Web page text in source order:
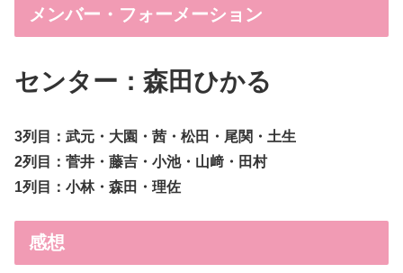
メンバー・フォーメーション
センター：森田ひかる
3列目：武元・大園・茜・松田・尾関・土生
2列目：菅井・藤吉・小池・山﨑・田村
1列目：小林・森田・理佐
感想